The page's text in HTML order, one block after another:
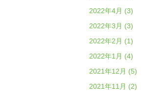
2022年4月 (3)
2022年3月 (3)
2022年2月 (1)
2022年1月 (4)
2021年12月 (5)
2021年11月 (2)